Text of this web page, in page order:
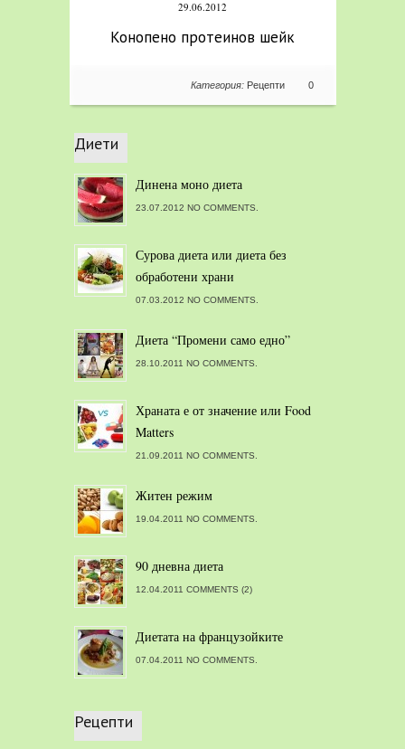
29.06.2012
Конопено протеинов шейк
0
Категория: Рецепти
Диети
Динена моно диета
23.07.2012 NO COMMENTS.
Сурова диета или диета без
обработени храни
07.03.2012 NO COMMENTS.
Диета “Промени само едно”
28.10.2011 NO COMMENTS.
Храната е от значение или Food
Matters
21.09.2011 NO COMMENTS.
Житен режим
19.04.2011 NO COMMENTS.
90 дневна диета
12.04.2011 COMMENTS (2)
Диетата на французойките
07.04.2011 NO COMMENTS.
Рецепти